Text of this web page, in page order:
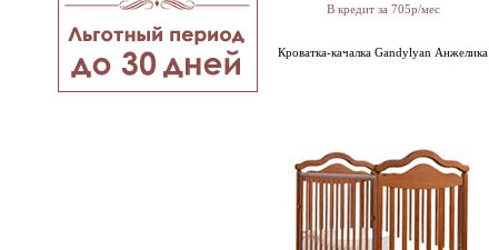
В кредит за 705р/мес
Кроватка-качалка Gandylyan Анжелика